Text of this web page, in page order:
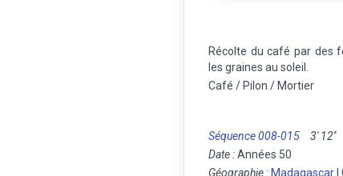
Récolte du café par des
les graines au soleil.
Café / Pilon / Mortier
Séquence 008-015 3' 12''
Date :Années 50
Géographie : Madagascar